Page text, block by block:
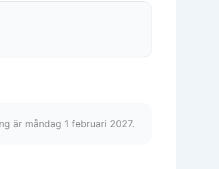
är måndag 1 februari 2027.